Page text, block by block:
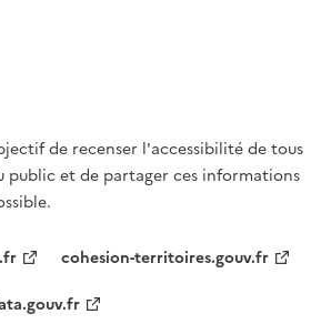
de recenser l'accessibilité de tous
public et de partager ces informations
cohesion-territoires.gouv.fr